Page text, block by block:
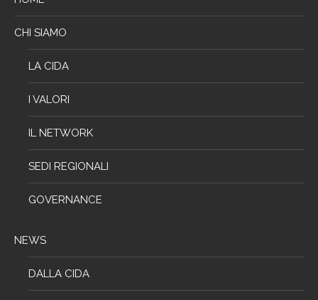
CHI SIAMO
LA CIDA
I VALORI
IL NETWORK
SEDI REGIONALI
GOVERNANCE
NEWS
DALLA CIDA